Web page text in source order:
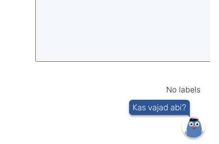
No labels